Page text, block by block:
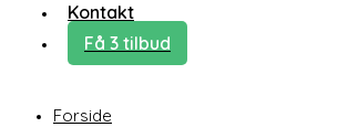
Kontakt
Få 3 tilbud
Forside